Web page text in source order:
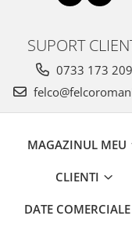
SUPORT
0733 173 209
MAGAZINUL MEU
CLIENTI
DATE COMERCIALE